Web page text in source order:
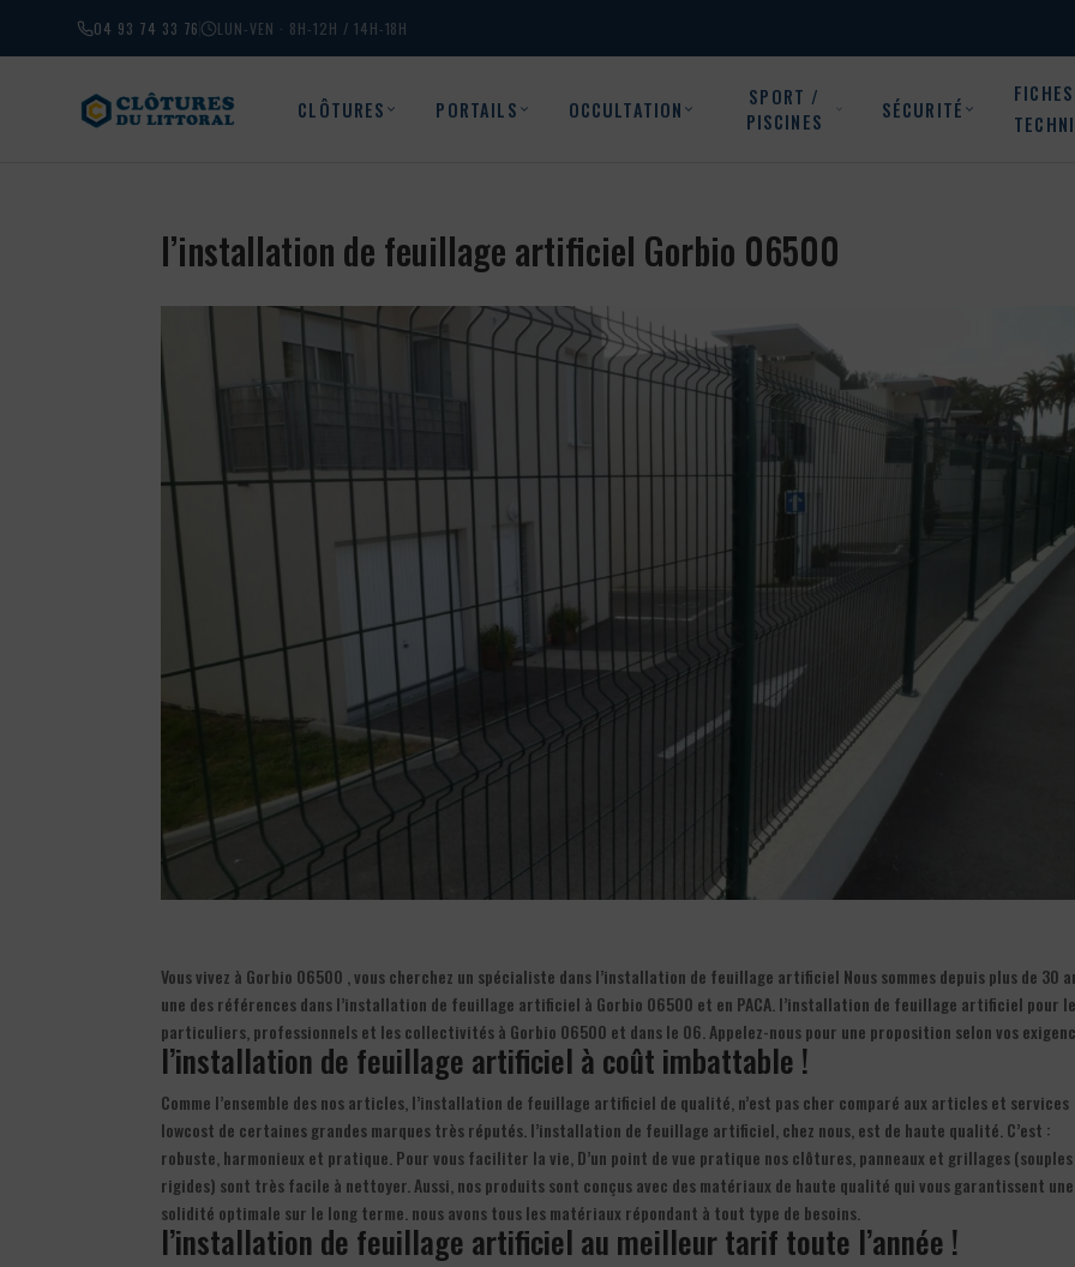
04 93 74 33 76 LUN-VEN · 8H-12H / 14H-18H
CLÔTURES PORTAILS OCCULTATION
SPORT /
PISCINES
SÉCURITÉ
FICHES
l’installation de feuillage artificiel Gorbio 06500
Vous vivez à Gorbio 06500 , vous cherchez un spécialiste dans l’installation de feuillage artificiel Nous sommes depuis plus de 30
une des références dans l’installation de feuillage artificiel à Gorbio 06500 et en PACA. l’installation de feuillage artificiel pour
particuliers, professionnels et les collectivités à Gorbio 06500 et dans le 06. Appelez-nous pour une proposition selon vos
l’installation de feuillage artificiel à coût imbattable !
Comme l’ensemble des nos articles, l’installation de feuillage artificiel de qualité, n’est pas cher comparé aux articles et services
lowcost de certaines grandes marques très réputés. l’installation de feuillage artificiel, chez nous, est de haute qualité. C’est :
robuste, harmonieux et pratique. Pour vous faciliter la vie, D’un point de vue pratique nos clôtures, panneaux et grillages
rigides) sont très facile à nettoyer. Aussi, nos produits sont conçus avec des matériaux de haute qualité qui vous garantissent une
solidité optimale sur le long terme. nous avons tous les matériaux répondant à tout type de besoins.
l’installation de feuillage artificiel au meilleur tarif toute l’année !